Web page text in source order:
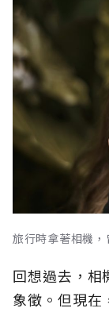
旅行時拿著相機
回想過去，相
象徵。但現在